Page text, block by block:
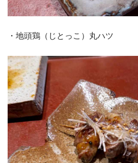
・地頭鶏（じとっこ）丸ハツ